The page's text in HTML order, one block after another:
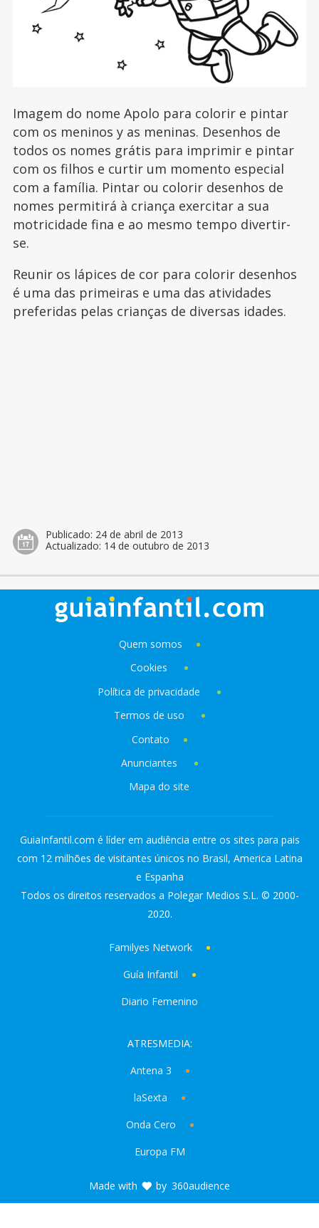
Imagem do nome Apolo para colorir e pintar
com os meninos y as meninas. Desenhos de
todos os nomes grátis para imprimir e pintar
com os filhos e curtir um momento especial
com a família. Pintar ou colorir desenhos de
nomes permitirá à criança exercitar a sua
motricidade fina e ao mesmo tempo divertir-
se.
Reunir os lápices de cor para colorir desenhos
é uma das primeiras e uma das atividades
preferidas pelas crianças de diversas idades.
Publicado: 24 de abril de 2013
Actualizado: 14 de outubro de 2013
Quem somos
Cookies
Política de privacidade
Termos de uso
Contato
Anunciantes
Mapa do site
GuiaInfantil.com é líder em audiência entre os sites para pais
com 12 milhões de visitantes únicos no Brasil, America Latina
e Espanha
Todos os direitos reservados a Polegar Medios S.L. © 2000-
2020.
Familyes Network
Guía Infantil
Diario Femenino
ATRESMEDIA:
Antena 3
laSexta
Onda Cero
Europa FM
Made with by 360audience